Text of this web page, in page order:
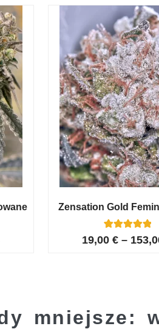
Zensation Gold
Oceniony
5.00
6
19,00€ –
mniejsze: